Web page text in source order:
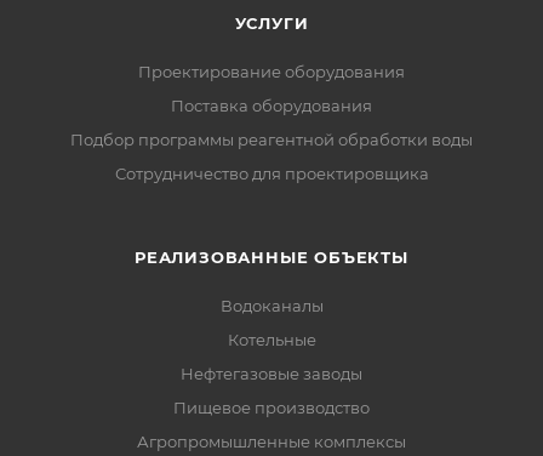
УСЛУГИ
Проектирование оборудования
Поставка оборудования
Подбор программы реагентной обработки воды
Сотрудничество для проектировщика
РЕАЛИЗОВАННЫЕ ОБЪЕКТЫ
Водоканалы
Котельные
Нефтегазовые заводы
Пищевое производство
Агропромышленные комплексы